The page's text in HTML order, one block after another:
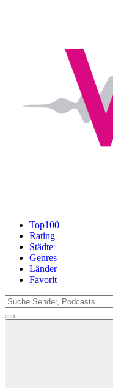
Top100
Rating
Städte
Genres
Länder
Favorit